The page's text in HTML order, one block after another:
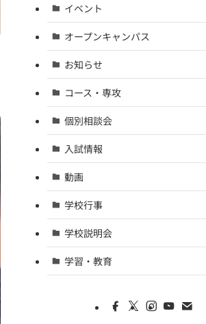
イベント
オープンキャンパス
お知らせ
コース・専攻
個別相談会
入試情報
動画
学校行事
学校説明会
学習・教育